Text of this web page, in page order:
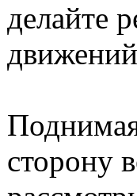
делайте
сторону